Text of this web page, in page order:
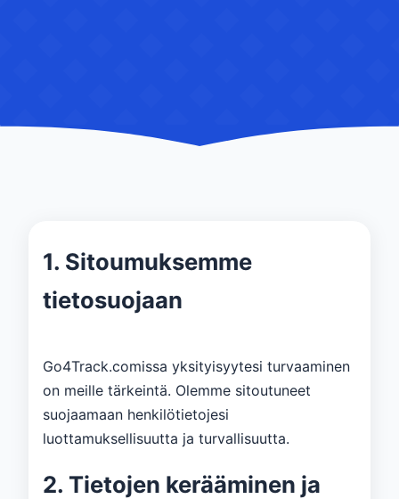
1. Sitoumuksemme
tietosuojaan
Go4Track.comissa yksityisyytesi turvaaminen
on meille tärkeintä. Olemme sitoutuneet
suojaamaan henkilötietojesi
luottamuksellisuutta ja turvallisuutta.
2. Tietojen kerääminen ja